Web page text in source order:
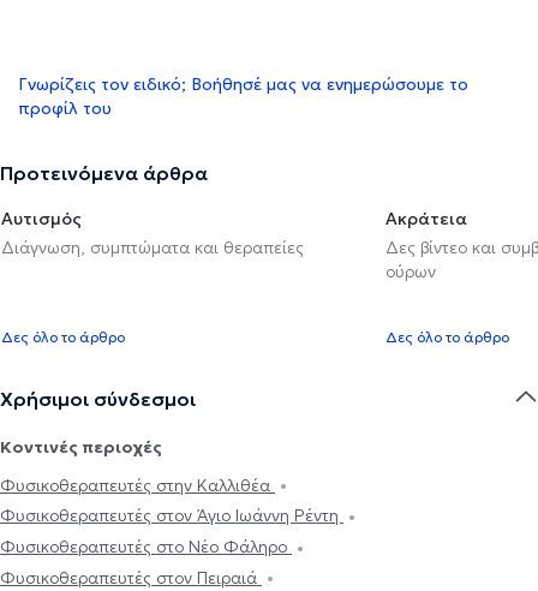
Γνωρίζεις τον ειδικό; Βοήθησέ μας να ενημερώσουμε το
προφίλ του
Προτεινόμενα άρθρα
Αυτισμός
Διάγνωση, συμπτώματα και θεραπείες
Δες όλο το άρθρο
Ακράτεια
Δες βίντεο και
ούρων
Δες όλο το άρθρο
Χρήσιμοι σύνδεσμοι
Κοντινές περιοχές
Φυσικοθεραπευτές στην Καλλιθέα
Φυσικοθεραπευτές στον Άγιο Ιωάννη Ρέντη
Φυσικοθεραπευτές στο Νέο Φάληρο
Φυσικοθεραπευτές στον Πειραιά